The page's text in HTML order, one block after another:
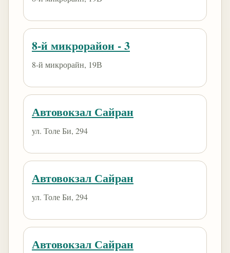
8-й микрорайон - 3
8-й микрорайн, 19В
Автовокзал Сайран
ул. Толе Би, 294
Автовокзал Сайран
ул. Толе Би, 294
Автовокзал Сайран